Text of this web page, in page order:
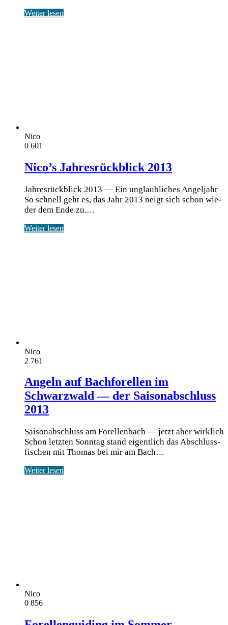
Weiter lesen
Nico
0 601
Nico’s Jahresrückblick 2013
Jahresrückblick 2013 — Ein unglaubliches Angeljahr
So schnell geht es, das Jahr 2013 neigt sich schon wie­
der dem Ende zu.…
Weiter lesen
Nico
2 761
Angeln auf Bachforellen im
Schwarzwald — der Saisonabschluss
2013
Saisonabschluss am Forellenbach — jetzt aber wirklich
Schon letz­ten Sonn­tag stand eigent­lich das Abschluss­
fi­schen mit Tho­mas bei mir am Bach…
Weiter lesen
Nico
0 856